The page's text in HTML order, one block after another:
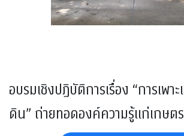
อบรมเชิงปฏิบัติการเรื่อง “การเพาะ
ดิน” ถ่ายทอดองค์ความรู้แก่เกษต